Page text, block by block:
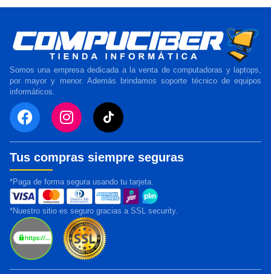
Somos una empresa dedicada a la venta de computadoras y laptops,
por mayor y menor. Además brindamos soporte técnico de equipos
informáticos.
Tus compras siempre seguras
*Paga de forma segura usando tu tarjeta.
*Nuestro sitio es seguro gracias a SSL security.